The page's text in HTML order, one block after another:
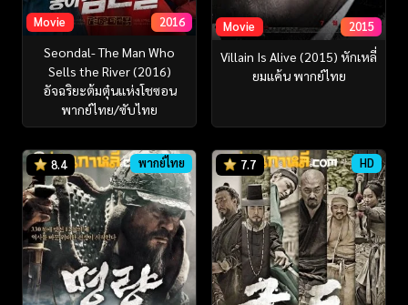
Movie 2016
Seondal- The Man Who
Sells the River (2016)
อัจฉริยะต้มตุ๋นแห่งโชซอน
พากย์ไทย/ซับไทย
Movie 2015
Villain Is Alive (2015) หักเหลี่
ยมแค้น พากย์ไทย
8.4 พากย์ไทย 7.7 HD